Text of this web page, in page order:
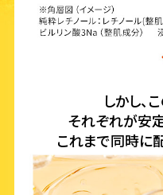
しかし、
それぞれが安
これまで同時に